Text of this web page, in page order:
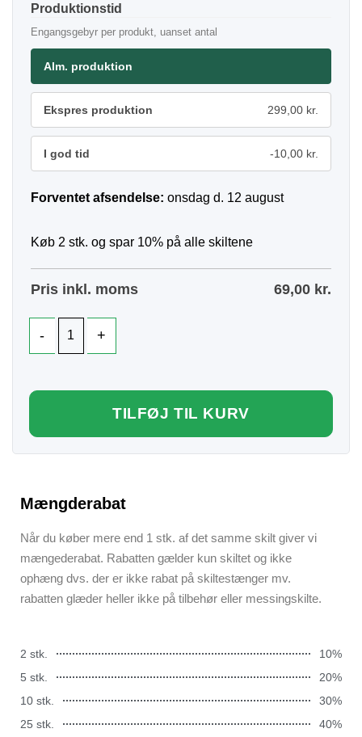
Produktionstid
Engangsgebyr per produkt, uanset antal
Alm. produktion
Ekspres produktion 299,00 kr.
I god tid -10,00 kr.
Forventet afsendelse: onsdag d. 12 august
Køb 2 stk. og spar 10% på alle skiltene
Pris inkl. moms 69,00 kr.
TILFØJ TIL KURV
Mængderabat
Når du køber mere end 1 stk. af det samme skilt giver vi
mængederabat. Rabatten gælder kun skiltet og ikke
ophæng dvs. der er ikke rabat på skiltestænger mv.
rabatten glæder heller ikke på tilbehør eller messingskilte.
2 stk.
10%
5 stk.
20%
10 stk.
30%
25 stk.
40%